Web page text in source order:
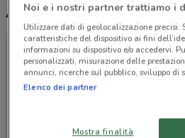
Altri volantini nelle
Noi e i nostri partner trattiamo i
Utilizzare dati di geolocalizzazione precisi.
caratteristiche del dispositivo ai fini
informazioni su dispositivo e/o accedervi.
personalizzati, misurazione delle
annunci, ricerche sul pubblico, sviluppo di
Elenco dei partner
Mostra finalità